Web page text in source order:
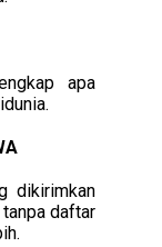
apa
dikirimkan
daftar